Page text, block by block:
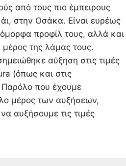
από τους πιο έμπειρους
στην Οσάκα. Είναι ευρέως
προφίλ τους, αλλά και
της λάμας τους.
αύξηση στις τιμές
(όπως και στις
Παρόλο που έχουμε
μέρος των αυξήσεων,
αυξήσουμε τις τιμές